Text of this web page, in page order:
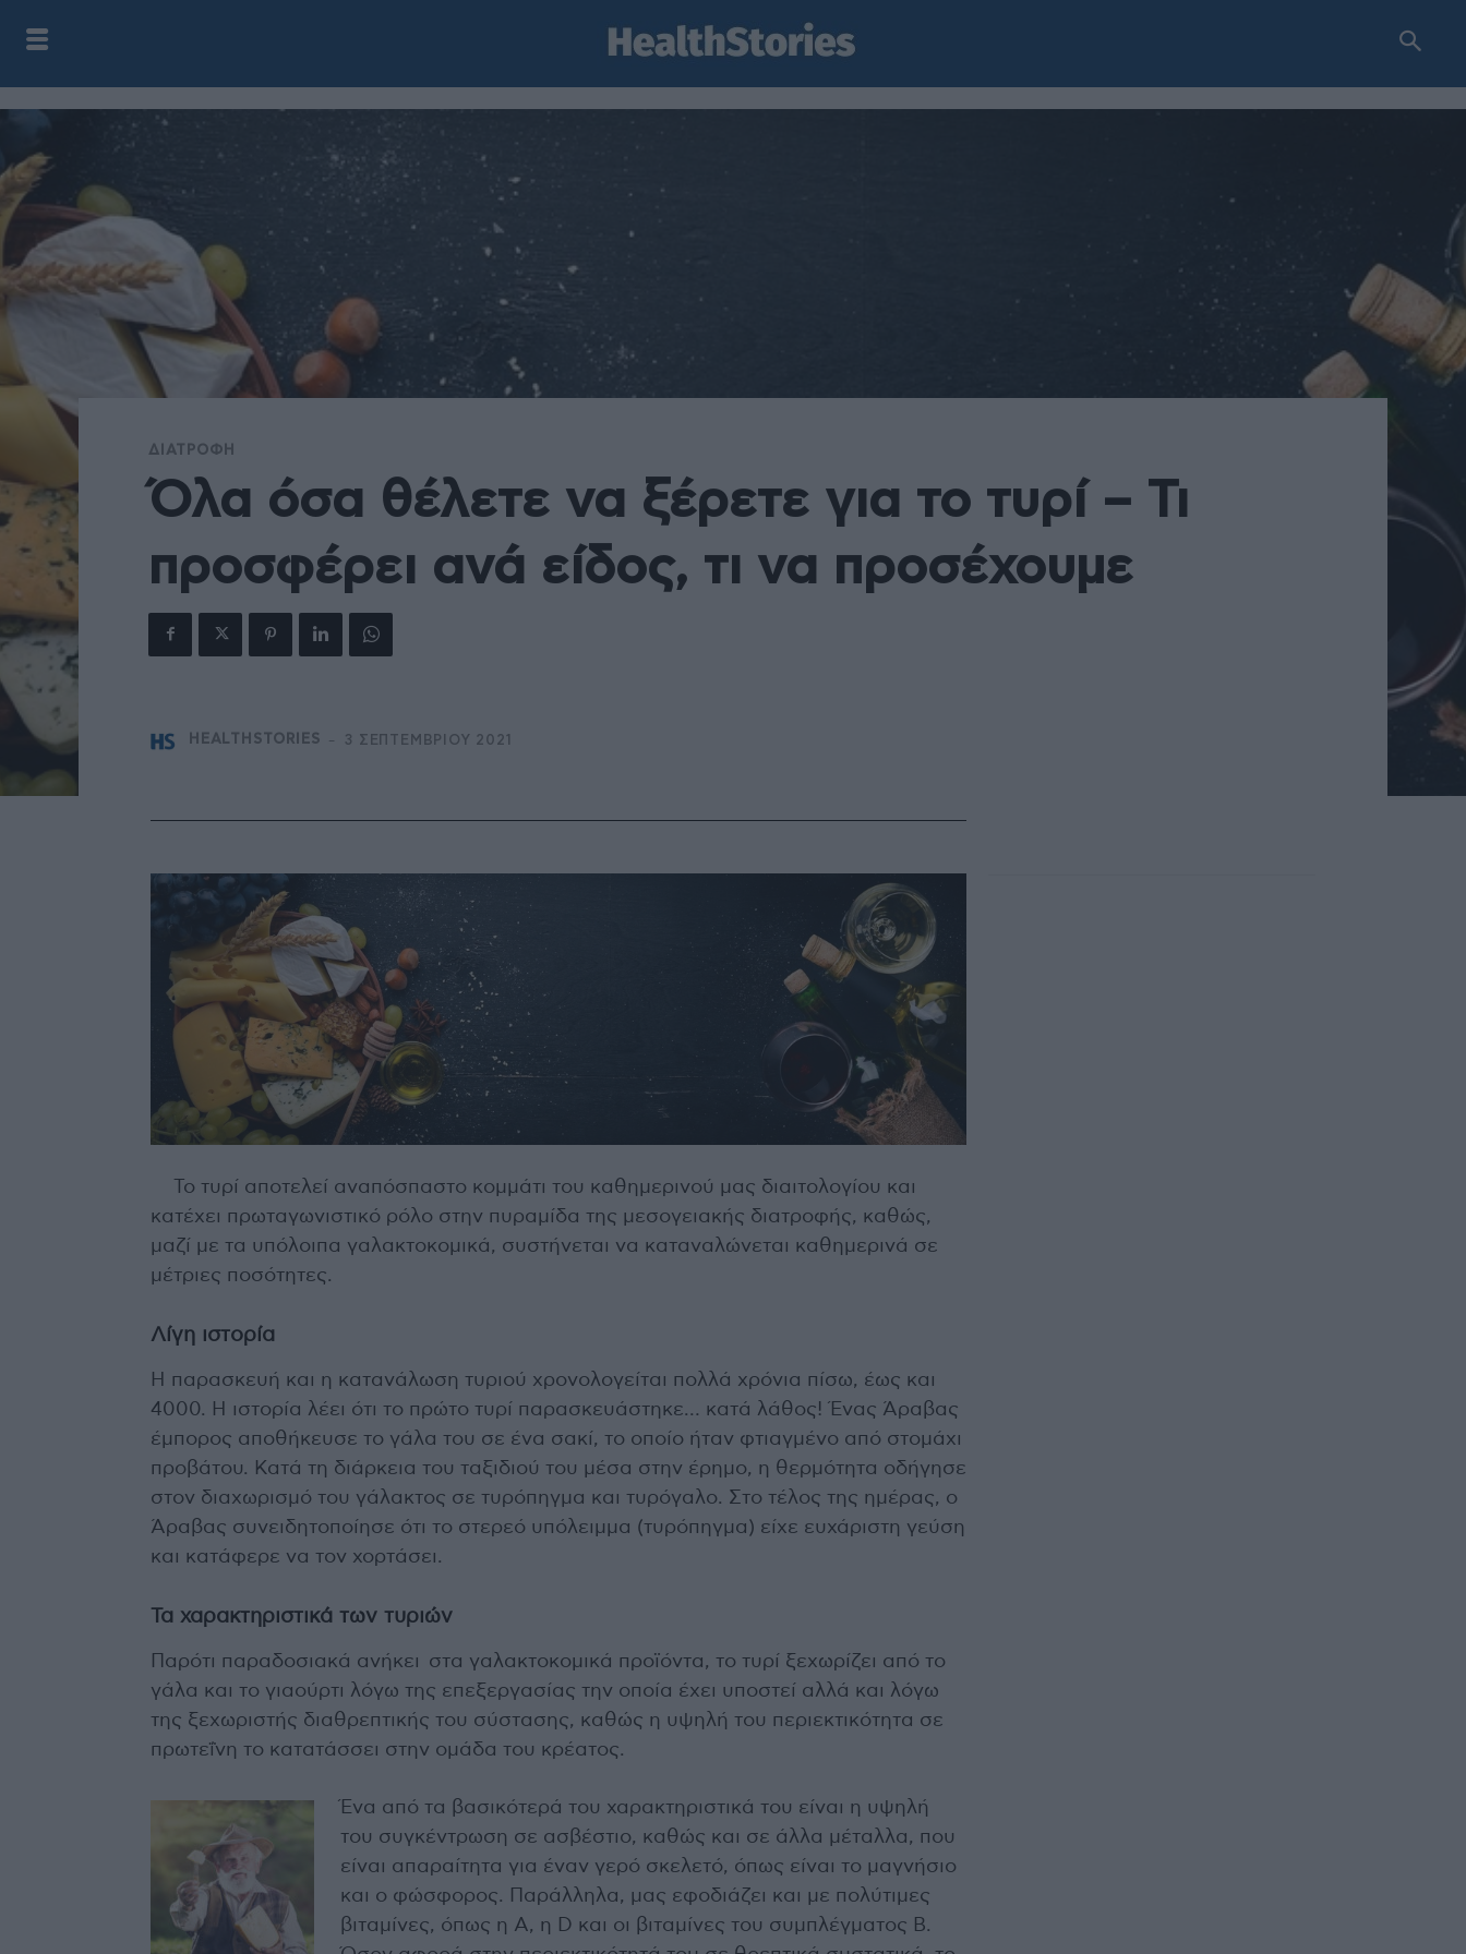
ΔΙΑΤΡΟΦΉ
Όλα όσα θέλετε να ξέρετε για το τυρί – Τι
προσφέρει ανά είδος, τι να προσέχουμε
HEALTHSTORIES - 3 ΣΕΠΤΕΜΒΡΊΟΥ 2021
Το τυρί αποτελεί αναπόσπαστο κομμάτι του καθημερινού μας διαιτολογίου και
κατέχει πρωταγωνιστικό ρόλο στην πυραμίδα της μεσογειακής διατροφής, καθώς,
μαζί με τα υπόλοιπα γαλακτοκομικά, συστήνεται να καταναλώνεται καθημερινά σε
μέτριες ποσότητες.
Λίγη ιστορία
Η παρασκευή και η κατανάλωση τυριού χρονολογείται πολλά χρόνια πίσω, έως και
4000. Η ιστορία λέει ότι το πρώτο τυρί παρασκευάστηκε… κατά λάθος! Ένας Άραβας
έμπορος αποθήκευσε το γάλα του σε ένα σακί, το οποίο ήταν φτιαγμένο από στομάχι
προβάτου. Κατά τη διάρκεια του ταξιδιού του μέσα στην έρημο, η θερμότητα οδήγησε
στον διαχωρισμό του γάλακτος σε τυρόπηγμα και τυρόγαλο. Στο τέλος της ημέρας, ο
Άραβας συνειδητοποίησε ότι το στερεό υπόλειμμα (τυρόπηγμα) είχε ευχάριστη γεύση
και κατάφερε να τον χορτάσει.
Τα χαρακτηριστικά των τυριών
Παρότι παραδοσιακά ανήκει στα γαλακτοκομικά προϊόντα, το τυρί ξεχωρίζει από το
γάλα και το γιαούρτι λόγω της επεξεργασίας την οποία έχει υποστεί αλλά και λόγω
της ξεχωριστής διαθρεπτικής του σύστασης, καθώς η υψηλή του περιεκτικότητα σε
πρωτεΐνη το κατατάσσει στην ομάδα του κρέατος.
Ένα από τα βασικότερά του χαρακτηριστικά του είναι η υψηλή
του συγκέντρωση σε ασβέστιο, καθώς και σε άλλα μέταλλα, που
είναι απαραίτητα για έναν γερό σκελετό, όπως είναι το μαγνήσιο
και ο φώσφορος. Παράλληλα, μας εφοδιάζει και με πολύτιμες
βιταμίνες, όπως η Α, η D και οι βιταμίνες του συμπλέγματος Β.